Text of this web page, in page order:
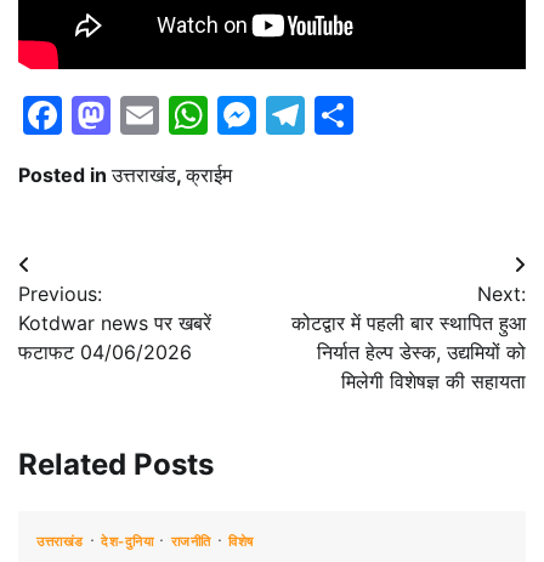
Facebook
Mastodon
EmailWhatsApp
Messenger
Telegram
Posted inउत्तराखंड,क्राईम
Post
navigation
Previous:
Kotdwar news पर खबरें
फटाफट 04/06/2026
Next:
कोटद्वार में पहली बार स्थापित हुआ
निर्यात हेल्प डेस्क, उद्यमियों को
मिलेगी विशेषज्ञ की सहायता
Related Posts
उत्तराखंड देश-दुनिया राजनीति विशेष